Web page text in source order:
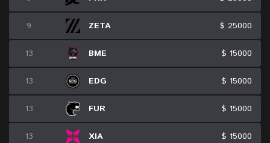
9 ZETA $ 25000
13 BME $ 15000
13 EDG $ 15000
13 FUR $ 15000
13 XIA $ 15000